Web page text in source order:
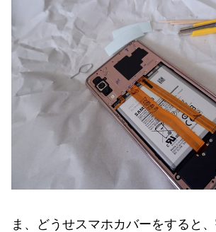
ま、どうせスマホカバーをすると